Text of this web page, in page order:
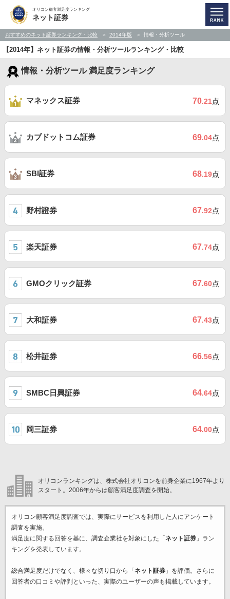
オリコン顧客満足度ランキング
ネット証券
おすすめのネット証券ランキング・比較 2014年版 情報・分析ツール
【2014年】ネット証券の情報・分析ツールランキング・比較
情報・分析ツール 満足度ランキング
マネックス証券 70.21点
カブドットコム証券 69.04点
SBI証券 68.19点
野村證券 67.92点
楽天証券 67.74点
GMOクリック証券 67.60点
大和証券 67.43点
松井証券 66.56点
SMBC日興証券 64.64点
岡三証券 64.00点
オリコンランキングは、株式会社オリコンを前身企業に1967年より
スタート。2006年からは顧客満足度調査を開始。
オリコン顧客満足度調査では、実際にサービスを利用した 人にアンケート
調査を実施。
満足度に関する回答を基に、調査企業社を対象にした「 ネット証券」ラン
キングを発表しています。
総合満足度だけでなく、様々な切り口から「 ネット証券」を評価。さらに
回答者の口コミや評判といった、実際のユーザーの声も掲載しています。